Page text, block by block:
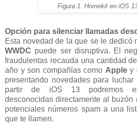
Figura 1. Homekit en iOS
Opción para silenciar llamadas
Esta novedad de la que se le dedicó
WWDC puede ser disruptiva. El
fraudulentas recauda una cantidad
año y son compañías como Appley
presentando novedades para
partir de iOS 13 podremos
desconocidas directamente al buzón
potenciales números spam a una
que te llamen.